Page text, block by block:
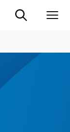
Suche ein-/